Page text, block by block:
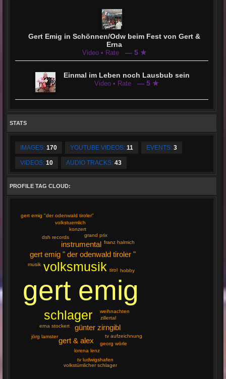
Gert Emig in Schönnen/Odw beim Fest von Gert &
Erna
Video • Rate — 5 ★
Einmal im Leben noch Lausbub sein
Video • Rate — 5 ★
STATS
IMAGES: 170 YOUTUBE VIDEOS: 11 EVENTS: 3
VIDEOS: 10 AUDIO TRACKS: 43
PROFILE TAG CLOUD:
gert emig
volksmusik
schlager
gert emig " der odenwald tiroler "
instrumental
günter zirngibl
gert & alex
weihnachten
erna stockert
dsh records grand prix
konzert
zillertal
tirol
lorena lenz
tv ludwigshafen
volkstuemlich
volkstümlicher schlager
jörg lamster
gert emig "der odenwald tiroler"
musik
franz halmich
hobby
georg wörle
tv aufzeichnung